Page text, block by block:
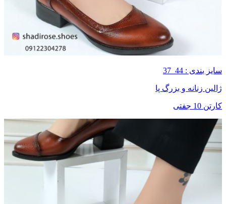
سایز بندی : 44_37
ژالین زنانه و بزرگ پا
کارتن 10 جفتی